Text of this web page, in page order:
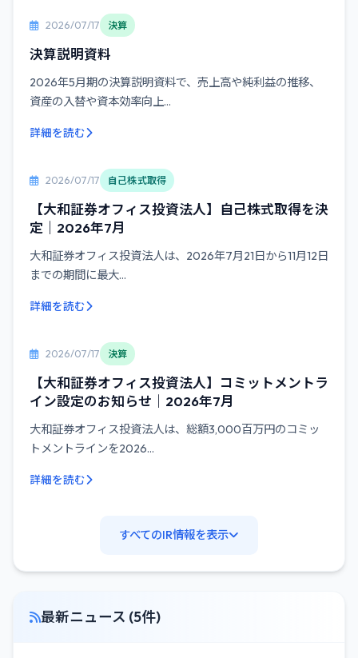
2026/07/17 決算
決算説明資料
2026年5月期の決算説明資料で、売上高や純利益の推移、
資産の入替や資本効率向上...
詳細を読む
2026/07/17 自己株式取得
【大和証券オフィス投資法人】自己株式取得を決
定｜2026年7月
大和証券オフィス投資法人は、2026年7月21日から11月12日
までの期間に最大...
詳細を読む
2026/07/17 決算
【大和証券オフィス投資法人】コミットメントラ
イン設定のお知らせ｜2026年7月
大和証券オフィス投資法人は、総額3,000百万円のコミッ
トメントラインを2026...
詳細を読む
すべてのIR情報を表示
最新ニュース (5件)